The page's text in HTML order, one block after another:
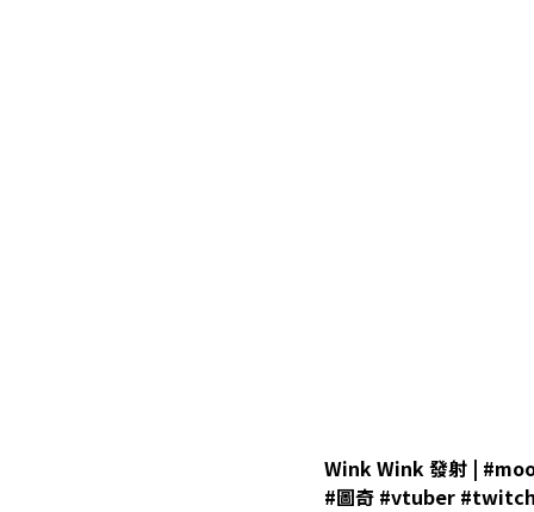
Wink Wink 發射 |
#圖奇 #vtuber